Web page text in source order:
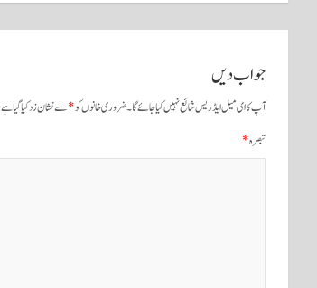
نیویگیشن
جواب دیں
آپ کا ای میل ایڈریس شائع نہیں کیا جائے گا۔ضروری خانوں کو*سے نشان زد کیا گیا ہے
تبصرہ*